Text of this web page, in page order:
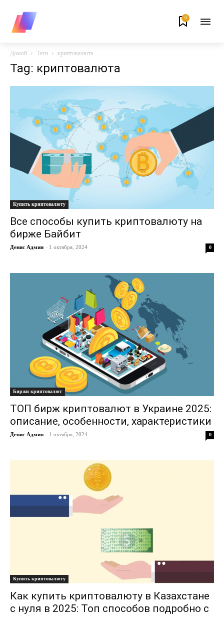
0
Домой Теги криптовалюта
Tag: криптовалюта
Купить криптовалюту
Все способы купить криптовалюту на
бирже Байбит
Денис Админ - 1 октября, 2024 0
Биржи криптовалют
ТОП бирж криптовалют в Украине 2025:
описание, особенности, характеристики
Денис Админ - 1 октября, 2024 0
Купить криптовалюту
Как купить криптовалюту в Казахстане
с нуля в 2025: Топ способов подробно с